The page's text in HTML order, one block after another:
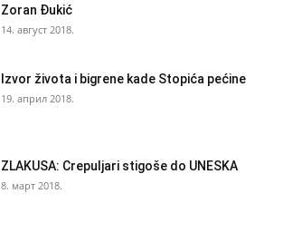
Zoran Đukić
14. август 2018.
Izvor života i bigrene kade Stopića pećine
19. април 2018.
ZLAKUSA: Crepuljari stigoše do UNESKA
8. март 2018.